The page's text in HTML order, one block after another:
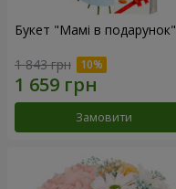
Букет "Мамі в подарунок"
1 843 грн
Замовити